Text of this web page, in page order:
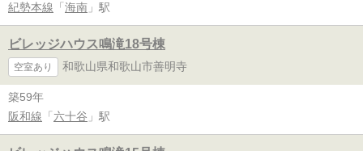
紀勢本線 「 海南 」駅
ビレッジハウス鳴滝18号棟
空室あり 和歌山県和歌山市善明寺
築59年
阪和線 「 六十谷 」駅